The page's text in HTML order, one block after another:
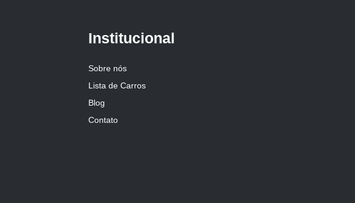
Institucional
Sobre nós
Lista de Carros
Blog
Contato